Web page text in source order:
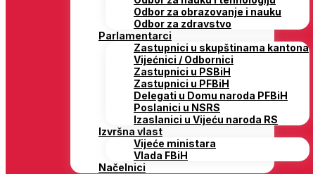
Odbor za obrazovanje i nauku
Odbor za zdravstvo
Parlamentarci
Zastupnici u skupštinama kantona
Vijećnici / Odbornici
Zastupnici u PSBiH
Zastupnici u PFBiH
Delegati u Domu naroda PFBiH
Poslanici u NSRS
Izaslanici u Vijeću naroda RS
Izvršna vlast
Vijeće ministara
Vlada FBiH
Načelnici